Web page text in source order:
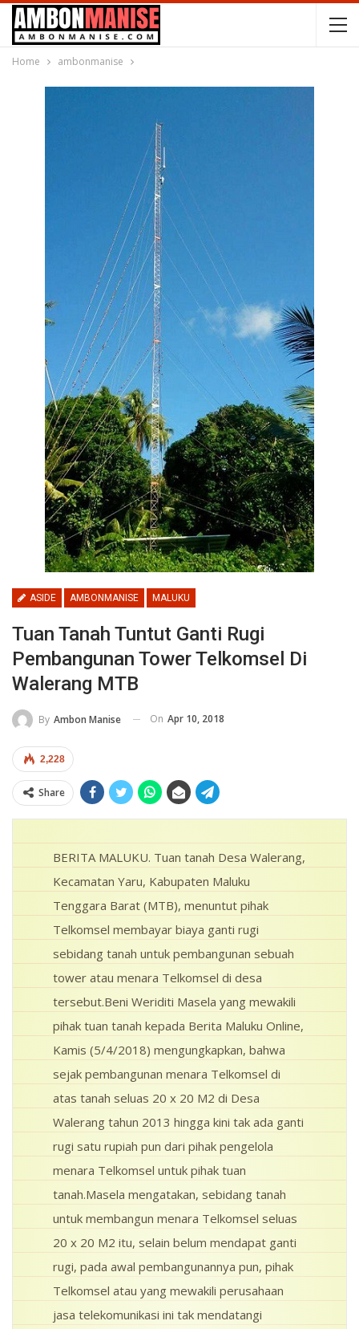
Home ambonmanise
ASIDE AMBONMANISE MALUKU
Tuan Tanah Tuntut Ganti Rugi
Pembangunan Tower Telkomsel Di
Walerang MTB
By Ambon Manise On Apr 10, 2018
2,228
Share
BERITA MALUKU. Tuan tanah Desa Walerang,
Kecamatan Yaru, Kabupaten Maluku
Tenggara Barat (MTB), menuntut pihak
Telkomsel membayar biaya ganti rugi
sebidang tanah untuk pembangunan sebuah
tower atau menara Telkomsel di desa
tersebut.Beni Weriditi Masela yang mewakili
pihak tuan tanah kepada Berita Maluku Online,
Kamis (5/4/2018) mengungkapkan, bahwa
sejak pembangunan menara Telkomsel di
atas tanah seluas 20 x 20 M2 di Desa
Walerang tahun 2013 hingga kini tak ada ganti
rugi satu rupiah pun dari pihak pengelola
menara Telkomsel untuk pihak tuan
tanah.Masela mengatakan, sebidang tanah
untuk membangun menara Telkomsel seluas
20 x 20 M2 itu, selain belum mendapat ganti
rugi, pada awal pembangunannya pun, pihak
Telkomsel atau yang mewakili perusahaan
jasa telekomunikasi ini tak mendatangi